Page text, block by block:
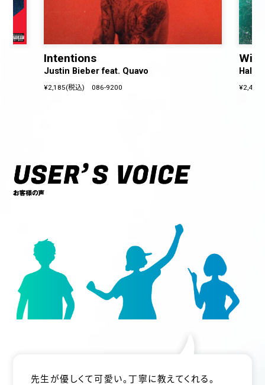
Intentions
Justin Bieber feat. Quavo
¥2,185(税込) 086-9200
先生が優しくて可愛い。丁寧に教えてくれる。